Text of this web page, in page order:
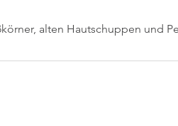
alten Hautschuppen und